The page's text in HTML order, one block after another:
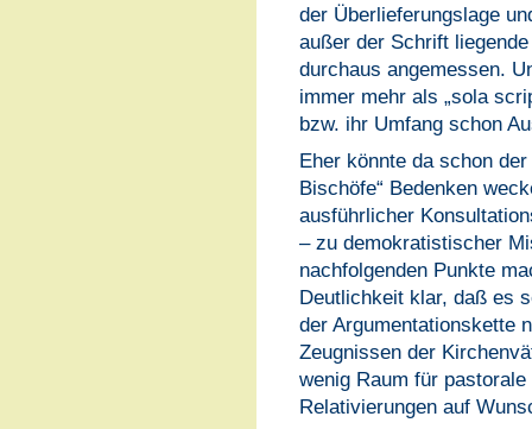
der Überlieferungslage
außer der Schrift
durchaus angemessen.
immer mehr als „sola
bzw. ihr Umfang schon
Eher könnte da schon
Bischöfe“ Bedenken
ausführlicher
– zu demokratistischer
nachfolgenden Punkte
Deutlichkeit klar, daß es
der Argumentationskette
Zeugnissen der
wenig Raum für
Relativierungen auf